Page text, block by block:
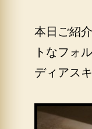
本日ご紹
トなフォ
ディアス